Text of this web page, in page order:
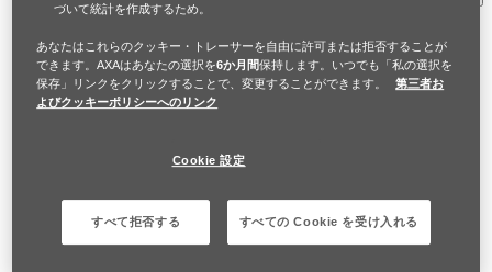
アンナの仕事は彼女の自信につながるかも
しれません。レオの日常的な攻撃は彼女の
自己評価を損なうが、仕事はアンナに自分
アンナにとって、職場に出勤することは一
時的な安らぎをもたらし、より安全な場所
づいて統計を作成するため。
あなたはこれらのクッキー・トレーサーを自由に許可または拒否することが
できます。AXAはあなたの選択を6か月間保持します。いつでも「私の選択を
保存」リンクをクリックすることで、変更することができます。
第三者お
よびクッキーポリシーへのリンク
Cookie 設定
すべて拒否する すべての Cookie を受け入れる